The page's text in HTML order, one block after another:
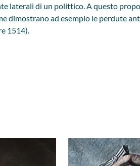
laterali di un polittico. A questo
ad esempio le perdute
1514).